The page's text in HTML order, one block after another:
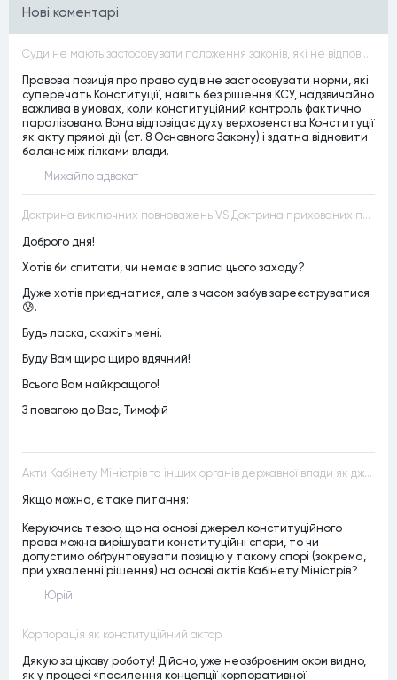
Нові коментарі
Суди не мають застосовувати положення законів, які не відповідають Конституції, незалежно від того, чи визнавалися вони Конституційним Судом України неконституційними, тобто закони, що суперечать Конституції України не можуть застосовуватися навіть у випадках, коли вони є чинними
Правова позиція про право судів не застосовувати норми, які
суперечать Конституції, навіть без рішення КСУ, надзвичайно
важлива в умовах, коли конституційний контроль фактично
паралізовано. Вона відповідає духу верховенства Конституції
як акту прямої дії (ст. 8 Основного Закону) і здатна відновити
баланс між гілками влади.
Михайло адвокат
Доктрина виключних повноважень VS Доктрина прихованих повноважень
Доброго дня!
Хотів би спитати, чи немає в записі цього заходу?
Дуже хотів приєднатися, але з часом забув зареєструватися
😰.
Будь ласка, скажіть мені.
Буду Вам щиро щиро вдячний!
Всього Вам найкращого!
З повагою до Вас, Тимофій
Акти Кабінету Міністрів та інших органів державної влади як джерела конституційного права
Якщо можна, є таке питання:
Керуючись тезою, що на основі джерел конституційного
права можна вирішувати конституційні спори, то чи
допустимо обґрунтовувати позицію у такому спорі (зокрема,
при ухваленні рішення) на основі актів Кабінету Міністрів?
Юрій
Корпорація як конституційний актор
Дякую за цікаву роботу! Дійсно, уже неозброєним оком видно,
як у процесі «посилення концепції корпоративної